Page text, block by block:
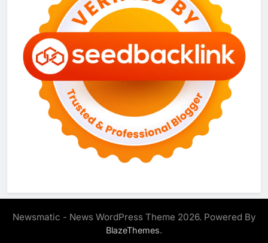
Newsmatic - News WordPress Theme 2026. Powered By
BlazeThemes.